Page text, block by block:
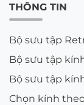
THÔNG TIN
Bộ sưu tập
Bộ sưu tập
Bộ sưu tập
Chọn kính